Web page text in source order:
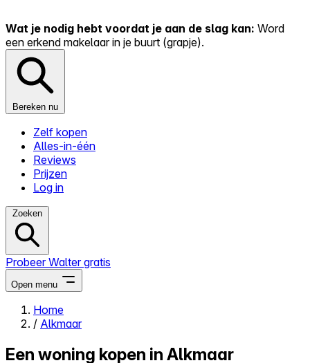
Wat je nodig hebt voordat je aan de slag kan: Word
een erkend makelaar in je buurt (grapje).
Bereken nu
Zelf kopen
Alles-in-één
Reviews
Prijzen
Log in
Zoeken
Probeer Walter gratis
Open menu
Close menu
Home
/ Alkmaar
Een woning kopen in Alkmaar